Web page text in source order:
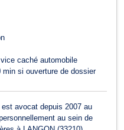
caché automobile
min si ouverture de dossier
avocat depuis 2007 au
au sein de